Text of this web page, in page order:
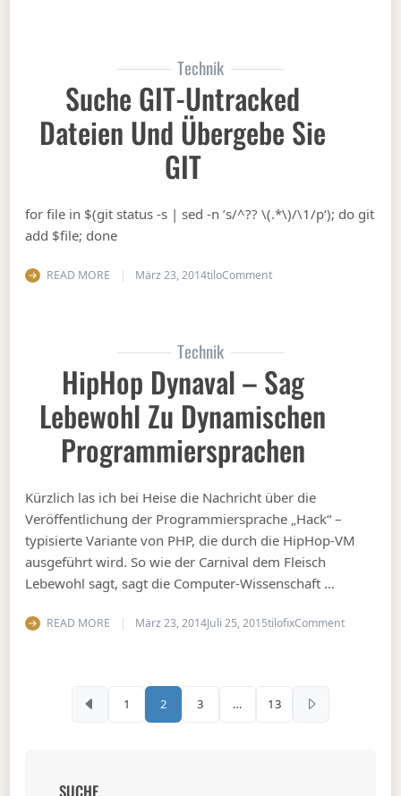
Technik
Suche GIT-Untracked
Dateien Und Übergebe Sie
GIT
for file in $(git status -s | sed -n ’s/^?? \(.*\)/\1/p‘); do git
add $file; done
READ MORE März 23, 2014tiloCommenton Suche GIT-
Technik
HipHop Dynaval – Sag
Lebewohl Zu Dynamischen
Programmiersprachen
Kürzlich las ich bei Heise die Nachricht über die
Veröffentlichung der Programmiersprache „Hack“ –
typisierte Variante von PHP, die durch die HipHop-VM
ausgeführt wird. So wie der Carnival dem Fleisch
Lebewohl sagt, sagt die Computer-Wissenschaft …
READ MORE März 23, 2014Juli 25, 2015tilofixCommenton
Seitennummerierung
1 2 3 … 13
SUCHE